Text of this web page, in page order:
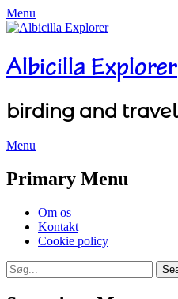
Menu
Albicilla Explorer
birding and travel
Menu
Primary Menu
Skip
content
Om os
Kontakt
Cookie policy
Search
Search
for: